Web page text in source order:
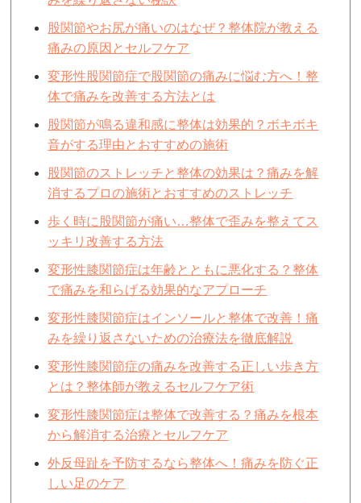
股関節やお尻が痛いのはなぜ？整体院が教える
痛みの原因とセルフケア
変形性股関節症で股関節の痛みに悩む方へ！整
体で痛みを改善する方法とは
股関節が鳴る違和感に整体は効果的？ボキボキ
音がする理由とおすすめの施術
股関節のストレッチと整体の効果は？痛みを解
消するプロの施術とおすすめのストレッチ
歩く時に股関節が痛い…整体で歪みを整えてス
ッキリ改善する方法
変形性膝関節症は年齢とともに悪化する？整体
で痛みを和らげる効果的なアプローチ
変形性膝関節症はインソールと整体で改善！痛
みを繰り返さないための治療法を徹底解説
変形性膝関節症の痛みを改善する正しい歩き方
とは？整体師が教えるセルフケア術
変形性膝関節症は整体で改善する？痛みを根本
から解消する治療とセルフケア
外反母趾を予防するなら整体へ！痛みを防ぐ正
しい足のケア